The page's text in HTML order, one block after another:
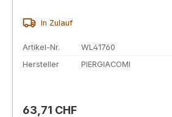
In Zulauf
Artikel-Nr.
WL41760
Hersteller
PIERGIACOMI
Regulärer Preis:
63,71 CHF